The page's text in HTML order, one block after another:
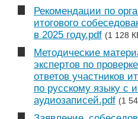
Рекомендации по
итогового
в 2025 году.pdf (1 128
Методические
экспертов по
ответов участников
по русскому языку с
аудиозаписей.pdf (1